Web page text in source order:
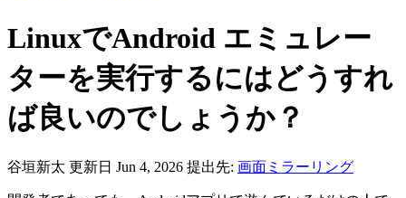
LinuxでAndroid エミュレー
ターを実行するにはどうすれ
ば良いのでしょうか？
谷垣新太 更新日 Jun 4, 2026 提出先: 画面ミラーリング